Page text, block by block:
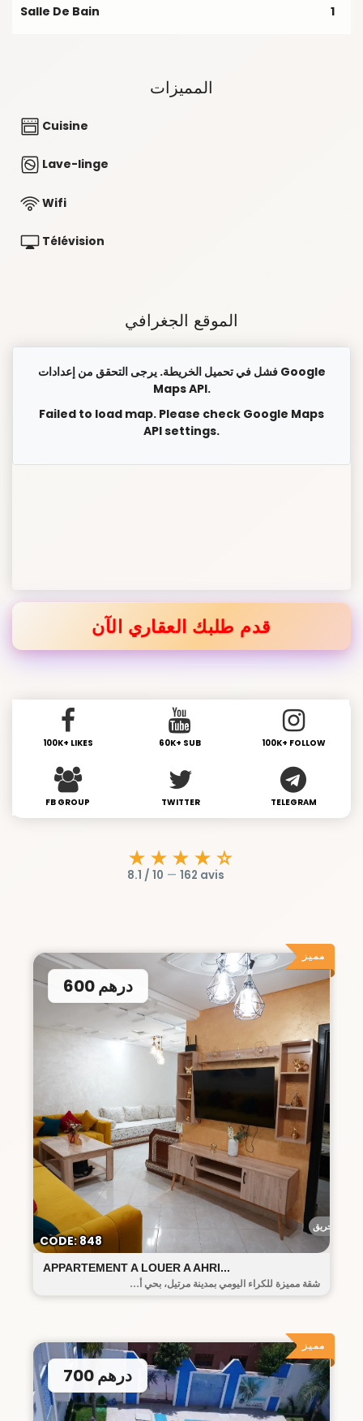
Salle De Bain
1
المميزات
Cuisine
Lave-linge
Wifi
Télévision
الموقع الجغرافي
فشل في تحميل الخريطة. يرجى التحقق من إعدادات Google
Maps API.
Failed to load map. Please check Google Maps
API settings.
قدم طلبك العقاري الآن
100K+ LIKES 60K+ SUB 100K+ FOLLOW
FB GROUP TWITTER TELEGRAM
★★★★☆
8.1 / 10 — 162 avis
مميز
أحريق
APPARTEMENT A LOUER A AHRI...
600 درهم
شقة مميزة للكراء اليومي بمدينة مرتيل، بحي أ...
CODE: 848
مميز
700 درهم